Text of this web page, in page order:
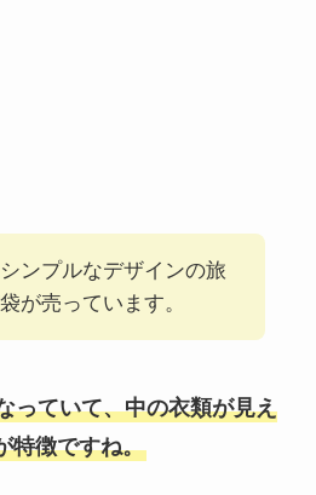
ンプルなデザインの旅
が売っています。
っていて、中の衣類が見え
特徴ですね。